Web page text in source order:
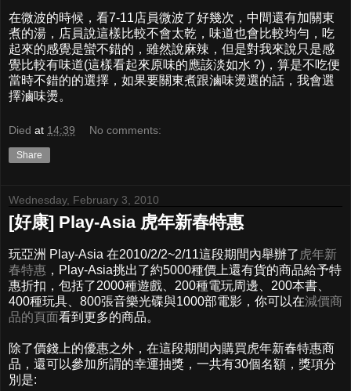
在微波的時候，看7-11店員微波了好幾次，中間還有加關東
煮的湯，店員說這樣比較不會太乾，味道也會比較均勻，吃
起來的感覺是蠻不錯的，雖然說麻辣，但是對我來說只是感
覺比較有味道(這樣看起來原味的應該淡如水 ?)，算是不吃便
當時不錯的的選擇，如果要關東煮跟滷味燙選的話，我會選
擇滷味燙。
Died at 14:39 No comments:
Share
Wednesday, February 3, 2010
[好康] Play-Asia 虎年新春特惠
玩亞洲 Play-Asia 在2010/2/2~2/11這段期間內舉辦了 虎年新
春特惠 ，Play-Asia挑出了約5000種價上還有貨的商品給予特
惠折扣，包括了2000種遊戲、200種電玩周邊、200本書、
400種玩具、800張音樂光碟與1000部電影，你可以在減價商
品的頁面看到更多的商品。
除了價錢上的優惠之外，在這段期間內購買虎年新春特惠商
品，還可以參加所謂的幸運抽獎，一共有30個名額，獎項分
別是: